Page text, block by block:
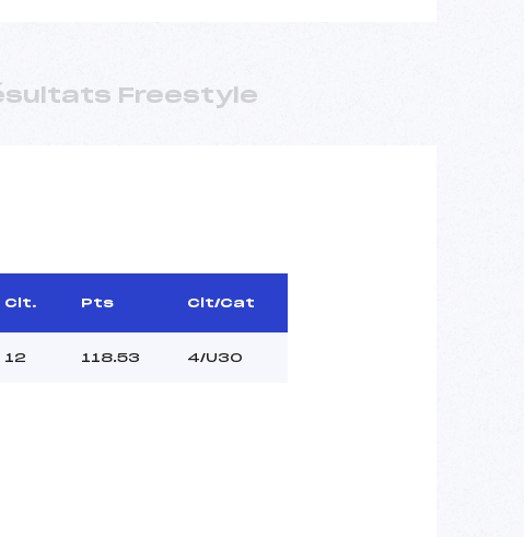
Freestyle
Clt. Pts Clt/Cat
12 118.53 4/U30